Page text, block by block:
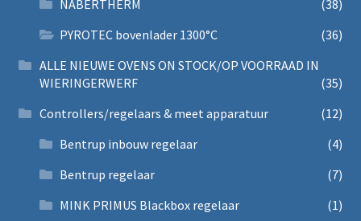
NABERTHERM
(38)
PYROTEC bovenlader 1300°C
(36)
ALLE NIEUWE OVENS ON STOCK/OP VOORRAAD IN
WIERINGERWERF
(35)
Controllers/regelaars & meet apparatuur
(12)
Bentrup inbouw regelaar
(4)
Bentrup regelaar
(7)
MINK PRIMUS Blackbox regelaar
(1)